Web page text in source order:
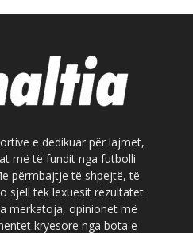
e dedikuar për lajmet,
më të fundit nga futbolli
përmbajtje të shpejtë, të
sjell tek lexuesit rezultatet
merkatoja, opinionet më
kryesore nga bota e